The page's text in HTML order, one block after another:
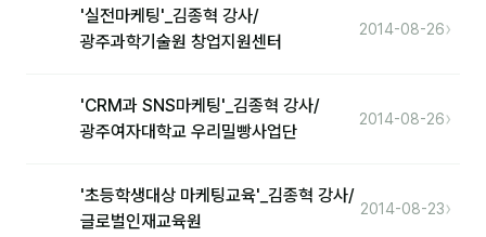
재무·계약
용어사전
'실전마케팅'_김종혁 강사/
광주과학기술원 창업지원센터
2014-08-26›
'CRM과 SNS마케팅'_김종혁 강사/
광주여자대학교 우리밀빵사업단
2014-08-26›
'초등학생대상 마케팅교육'_김종혁 강사/
글로벌인재교육원
2014-08-23›